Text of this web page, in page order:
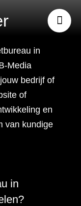
in
Media
bedrijf of
of
en
van kundige
in